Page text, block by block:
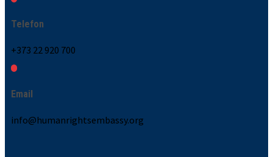
Telefon
+373 22 920 700
Email
info@humanrightsembassy.org